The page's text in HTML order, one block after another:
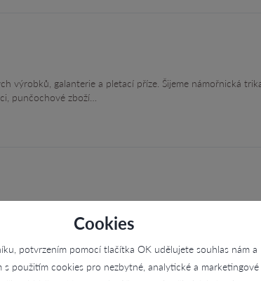
Cookies
potvrzením pomocí tlačítka OK udělujete souhlas nám a
s použitím cookies pro nezbytné, analytické a marketingové
výrobků, galanterie a pletací příze. Šijeme námořnická
punčochové zboží…